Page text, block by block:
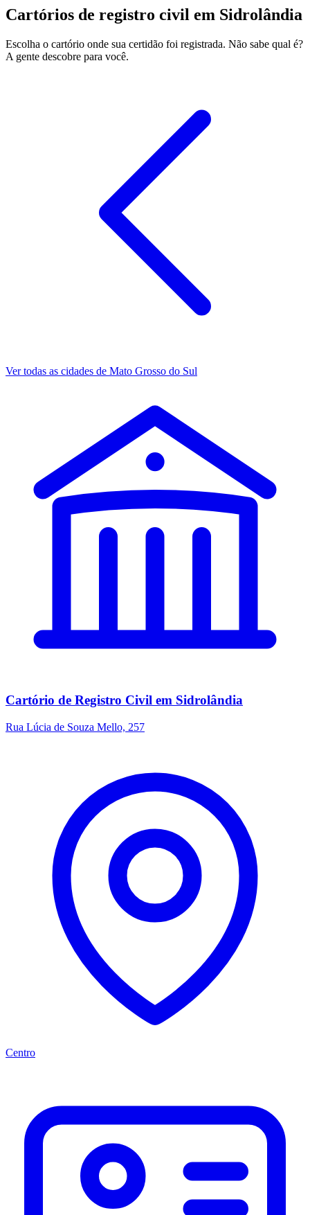
Cartórios de registro civil em Sidrolândia
Escolha o cartório onde sua certidão foi registrada. Não sabe qual é?
A gente descobre para você.
Ver todas as cidades de Mato Grosso do Sul
Cartório de Registro Civil em Sidrolândia
Rua Lúcia de Souza Mello, 257
Centro